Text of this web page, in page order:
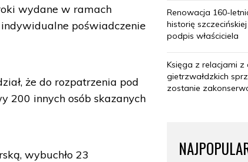
wydane w ramach
poświadczenie
że do rozpatrzenia pod
200 innych osób skazanych
wybuchło 23
Renowacja 160-
historię
podpis właściciela
Księga z relacjami z
gietrzwałdzkich
zostanie